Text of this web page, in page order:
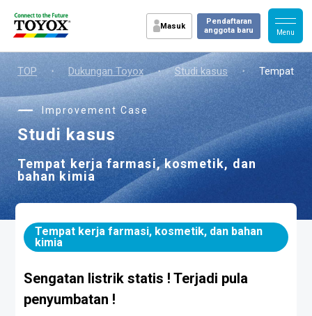
Masuk
Pendaftaran
anggota baru
TOP ・ Dukungan Toyox ・ Studi kasus ・ Tempat
Improvement Case
Studi kasus
Tempat kerja farmasi, kosmetik, dan
bahan kimia
Tempat kerja farmasi, kosmetik, dan bahan
kimia
Sengatan listrik statis ! Terjadi pula
penyumbatan !